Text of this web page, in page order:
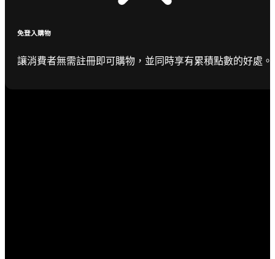
免登入購物
讓消費者無需註冊即可購物，並同時享有累積點數的好處。